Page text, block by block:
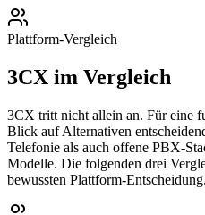
Plattform-Vergleich
3CX im Vergleich
3CX tritt nicht allein an. Für eine
Blick auf Alternativen
Telefonie als auch offene PBX-
Modelle. Die folgenden drei
bewussten Plattform-Entscheidung.